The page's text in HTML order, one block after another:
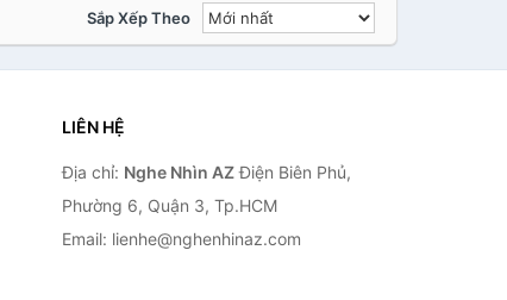
Sắp Xếp Theo
LIÊN HỆ
Địa chỉ: Nghe Nhìn AZĐiện Biên Phủ,
Phường 6, Quận 3, Tp.HCM
Email: lienhe@nghenhinaz.com